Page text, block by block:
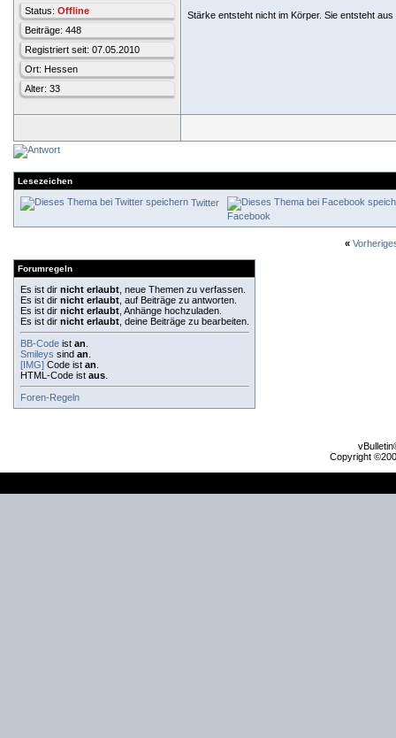
Status: Offline
Beiträge: 448
Registriert seit: 07.05.2010
Ort: Hessen
Alter: 33
Stärke entsteht nicht im Körper. Sie entsteht
Lesezeichen
Twitter
Facebook
«
Forumregeln
Es ist dir nicht erlaubt , neue Themen zu verfassen.
Es ist dir nicht erlaubt , auf Beiträge zu antworten.
Es ist dir nicht erlaubt , Anhänge hochzuladen.
Es ist dir nicht erlaubt , deine Beiträge zu bearbeiten.
BB-Code ist an
Smileys sind an
[IMG] Code ist an
HTML-Code ist aus
Foren-Regeln
Copyright